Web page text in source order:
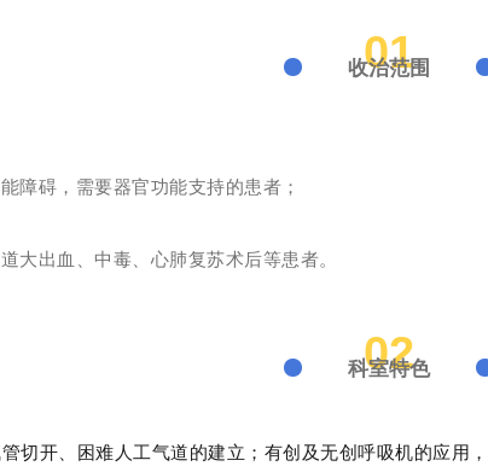
01
收治范围
障碍，需要器官功能支持的患者；
大出血、中毒、心肺复苏术后等患者。
02
科室特色
切开、困难人工气道的建立 ； 有创及无创呼吸机的应用，